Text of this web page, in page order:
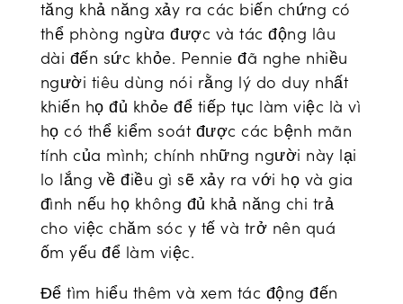
tăng khả năng xảy ra các biến chứng có
thể phòng ngừa được và tác động lâu
dài đến sức khỏe. Pennie đã nghe nhiều
người tiêu dùng nói rằng lý do duy nhất
khiến họ đủ khỏe để tiếp tục làm việc là vì
họ có thể kiểm soát được các bệnh mãn
tính của mình; chính những người này lại
lo lắng về điều gì sẽ xảy ra với họ và gia
đình nếu họ không đủ khả năng chi trả
cho việc chăm sóc y tế và trở nên quá
ốm yếu để làm việc.
Để tìm hiểu thêm và xem tác động đến